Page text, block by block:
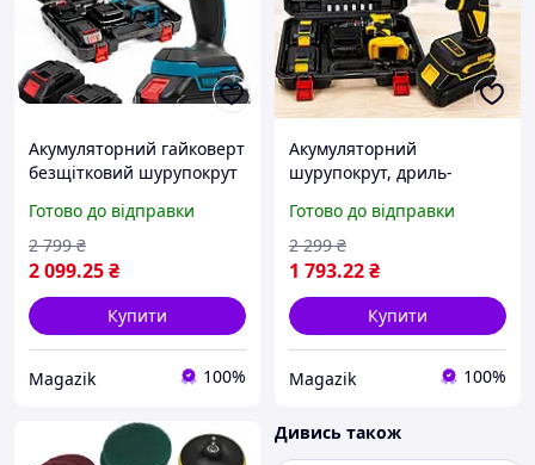
Акумуляторний гайковерт
безщітковий шурупокрут
інструментів шурупокрут
для дому X-674
Готово до відправки
2 099.25₴
2 799 ₴
Купити
Magazik 100%
Акумуляторний
шурупокрут, дриль-
із насадками, набір
інструментів, шурупокрут
для дому CB-3995 64V
Готово до відправки
1 793.22₴
2 299 ₴
Купити
Magazik 100%
Дивись також